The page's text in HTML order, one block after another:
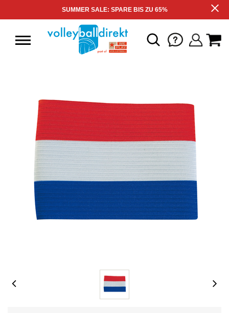
SUMMER SALE: SPARE BIS ZU 65%